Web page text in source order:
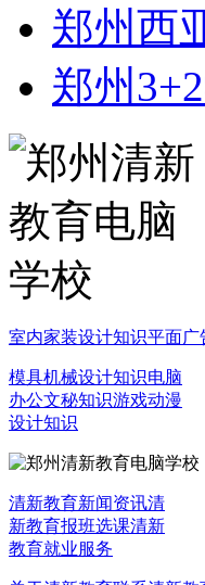
郑州西
郑州
室内家装设计知识平面广
模具机械设计知识电脑
办公文秘知识游戏动漫
设计知识
清新教育新闻资讯清
新教育报班选课清新
教育就业服务